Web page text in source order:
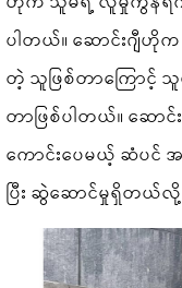
ပါတယ်။ ဆောင်းဂျီဟို
တဲ့ သူဖြစ်တာကြောင့်
တာဖြစ်ပါတယ်။ ဆော
ကောင်းပေမယ့် ဆံပင်
ပြီး ဆွဲဆောင်မှုရှိတယ်